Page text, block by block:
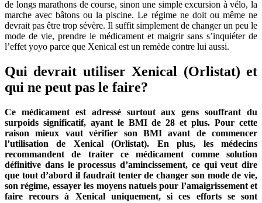
de longs marathons de course, sinon une simple excursion à vélo, la
marche avec bâtons ou la piscine. Le régime ne doit ou même ne
devrait pas être trop sévère. Il suffit simplement de changer un peu le
mode de vie, prendre le médicament et maigrir sans s’inquiéter de
l’effet yoyo parce que Xenical est un remède contre lui aussi.
Qui devrait utiliser Xenical (Orlistat) et
qui ne peut pas le faire?
Ce médicament est adressé surtout aux gens souffrant du
surpoids significatif, ayant le BMI de 28 et plus. Pour cette
raison mieux vaut vérifier son BMI avant de commencer
l’utilisation de Xenical (Orlistat). En plus, les médecins
recommandent de traiter ce médicament comme solution
définitive dans le processus d’amincissement, ce qui veut dire
que tout d’abord il faudrait tenter de changer son mode de vie,
son régime, essayer les moyens natuels pour l’amaigrissement et
faire recours à Xenical uniquement, si ces efforts se sont